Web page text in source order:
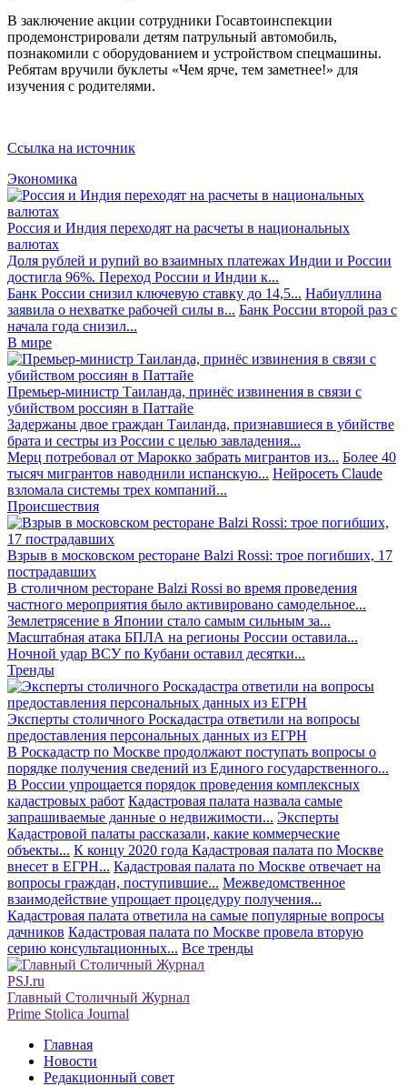
В заключение акции сотрудники Госавтоинспекции
продемонстрировали детям патрульный автомобиль,
познакомили с оборудованием и устройством спецмашины.
Ребятам вручили буклеты «Чем ярче, тем заметнее!» для
изучения с родителями.
Ссылка на источник
Экономика
Россия и Индия переходят на расчеты в национальных
валютах
Доля рублей и рупий во взаимных платежах Индии и России
достигла 96%. Переход России и Индии к...
Банк России снизил ключевую ставку до 14,5... Набиуллина
заявила о нехватке рабочей силы в... Банк России второй раз с
начала года снизил...
В мире
Премьер-министр Таиланда, принёс извинения в связи с
убийством россиян в Паттайе
Задержаны двое граждан Таиланда, признавшиеся в убийстве
брата и сестры из России с целью завладения...
Мерц потребовал от Марокко забрать мигрантов из... Более 40
тысяч мигрантов наводнили испанскую... Нейросеть Claude
взломала системы трех компаний...
Происшествия
Взрыв в московском ресторане Balzi Rossi: трое погибших, 17
пострадавших
В столичном ресторане Balzi Rossi во время проведения
частного мероприятия было активировано самодельное...
Землетрясение в Японии стало самым сильным за...
Масштабная атака БПЛА на регионы России оставила...
Ночной удар ВСУ по Кубани оставил десятки...
Тренды
Эксперты столичного Роскадастра ответили на вопросы
предоставления персональных данных из ЕГРН
В Роскадастр по Москве продолжают поступать вопросы о
порядке получения сведений из Единого государственного...
В России упрощается порядок проведения комплексных
кадастровых работ Кадастровая палата назвала самые
запрашиваемые данные о недвижимости... Эксперты
Кадастровой палаты рассказали, какие коммерческие
объекты... К концу 2020 года Кадастровая палата по Москве
внесет в ЕГРН... Кадастровая палата по Москве отвечает на
вопросы граждан, поступившие... Межведомственное
взаимодействие упрощает процедуру получения...
Кадастровая палата ответила на самые популярные вопросы
дачников Кадастровая палата по Москве провела вторую
серию консультационных... Все тренды
PSJ.ru
Главный Столичный Журнал
Prime Stolica Journal
Главная
Новости
Редакционный совет